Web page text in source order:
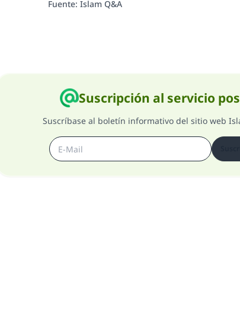
Fuente: Islam Q&A
Suscripción al servicio
Suscríbase al boletín informativo del sitio web